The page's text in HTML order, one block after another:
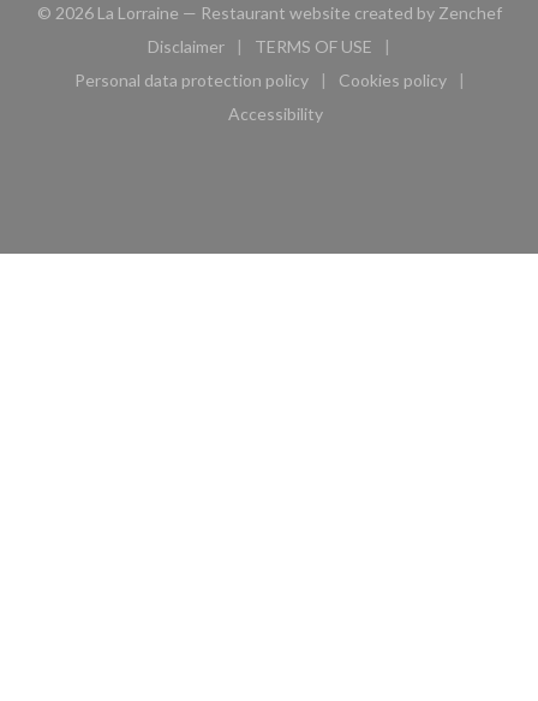
© 2026 La Lorraine — Restaurant website created by Zenchef
Disclaimer
((opens in a new window))
TERMS OF USE
((opens in a new window))
Personal data protection policy
((opens in a new window))
Cookies policy
((opens in a new
Accessibility
((opens in a new window))